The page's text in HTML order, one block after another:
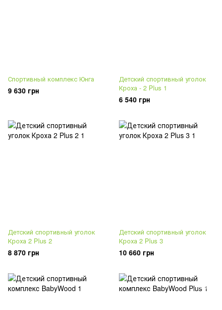
Спортивный комплекс Юнга
9 630 грн
Детский спортивный уголок
Кроха - 2 Plus 1
6 540 грн
Детский спортивный уголок
Кроха 2 Plus 2
8 870 грн
Детский спортивный уголок
Кроха 2 Plus 3
10 660 грн